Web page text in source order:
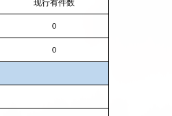
现行有件数
0
0